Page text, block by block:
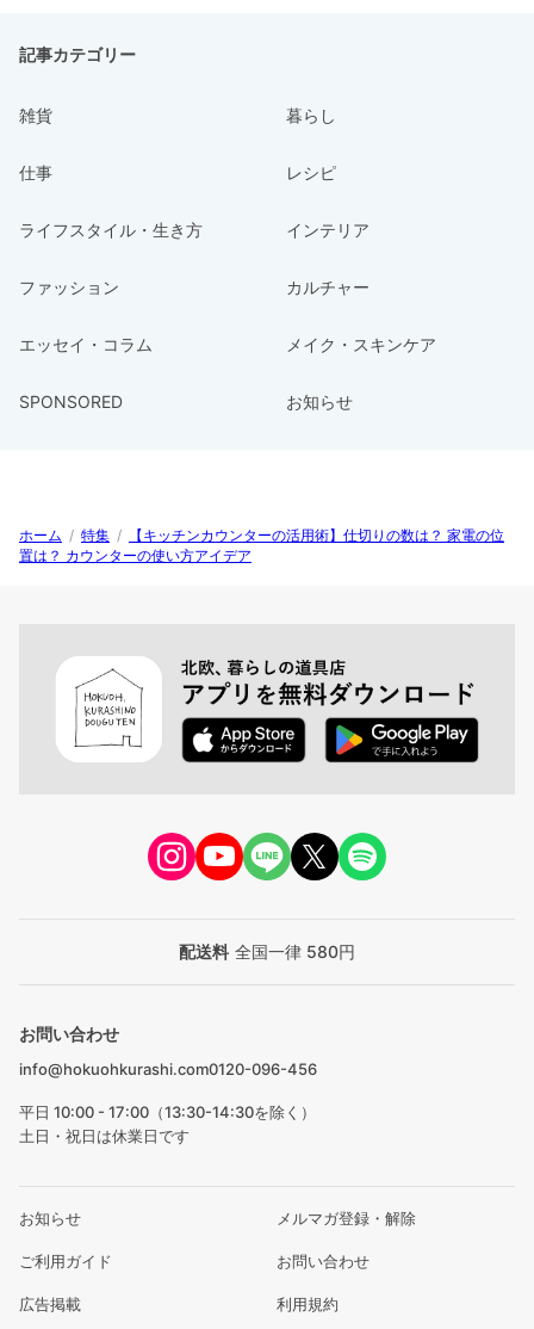
記事カテゴリー
雑貨 暮らし
仕事 レシピ
ライフスタイル・生き方 インテリア
ファッション カルチャー
エッセイ・コラム メイク・スキンケア
SPONSORED お知らせ
ホーム / 特集 /
【キッチンカウンターの活用術】仕切りの数は？ 家電の位
置は？ カウンターの使い方アイデア
配送料 全国一律 580円
お問い合わせ
info@hokuohkurashi.com0120-096-456
平日 10:00 - 17:00（13:30-14:30を除く）
土日・祝日は休業日です
お知らせ メルマガ登録・解除
ご利用ガイド お問い合わせ
広告掲載 利用規約